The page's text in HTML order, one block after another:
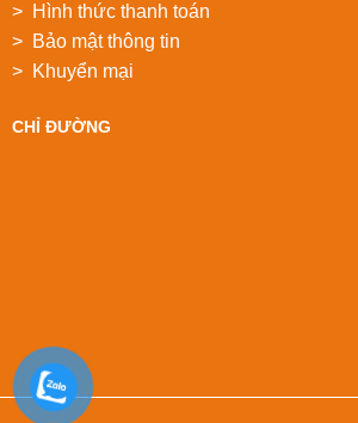
> Hình thức thanh toán
> Bảo mật thông tin
> Khuyển mại
CHỈ ĐƯỜNG